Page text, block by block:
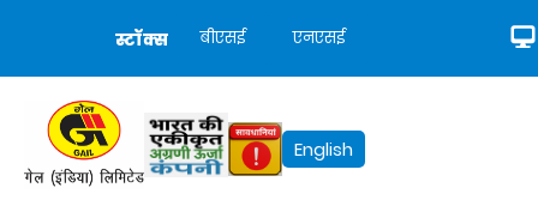
स्टॉक्स बीएसई एनएसई
English